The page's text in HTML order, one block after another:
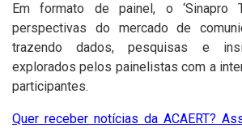
Em formato de painel, o ‘Sinapro
perspectivas do mercado de
trazendo dados, pesquisas e
explorados pelos painelistas com a
participantes.
Quer receber notícias da ACAERT?